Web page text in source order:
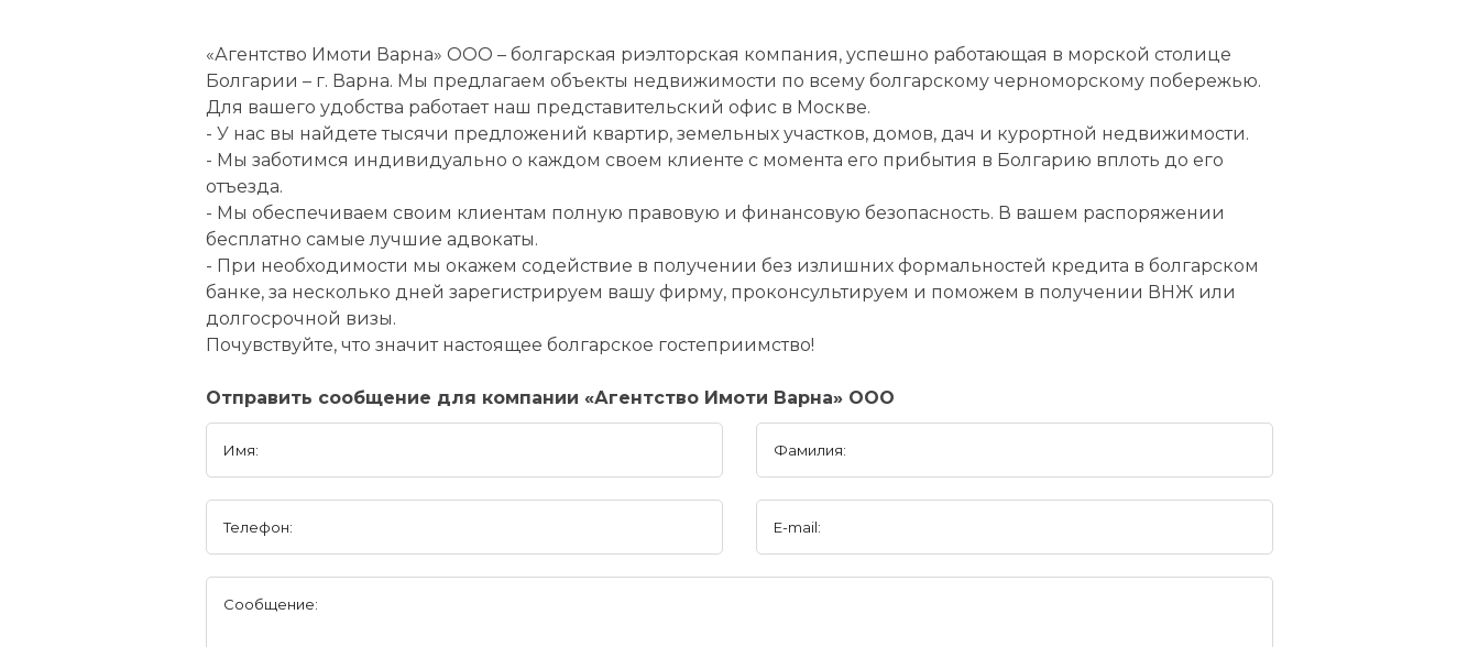
«Агентство Имоти Варна» ООО – болгарская риэлторская компания, успешно работающая в морской столице
Болгарии – г. Варна. Мы предлагаем объекты недвижимости по всему болгарскому черноморскому побережью.
Для вашего удобства работает наш представительский офис в Москве.
- У нас вы найдете тысячи предложений квартир, земельных участков, домов, дач и курортной недвижимости.
- Мы заботимся индивидуально о каждом своем клиенте с момента его прибытия в Болгарию вплоть до его
отъезда.
- Мы обеспечиваем своим клиентам полную правовую и финансовую безопасность. В вашем распоряжении
бесплатно самые лучшие адвокаты.
- При необходимости мы окажем содействие в получении без излишних формальностей кредита в болгарском
банке, за несколько дней зарегистрируем вашу фирму, проконсультируем и поможем в получении ВНЖ или
долгосрочной визы.
Почувствуйте, что значит настоящее болгарское гостеприимство!
Отправить сообщение для компании «Агентство Имоти Варна» ООО
Имя: Фамилия:
Телефон: E-mail:
Сообщение: